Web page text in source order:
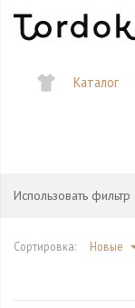
Каталог
Использовать фильтр
Сортировка: Новые